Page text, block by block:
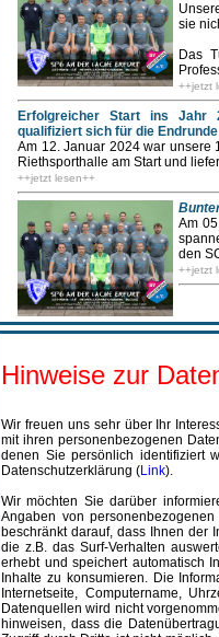
sie
Das
++jetzt
Erfolgreicher Start ins Jahr
qualifiziert sich für die Endrunde
Am 12. Januar 2024 war unsere
Riethsporthalle am Start und
++jetzt lesen++
Am
den
++jetzt
Hinweise zur
Wir freuen uns sehr über Ihr
mit ihren personenbezogenen
denen Sie persönlich identifiziert
Datenschutzerklärung (Link).
Wir möchten Sie darüber
Angaben von
beschränkt darauf, dass Ihnen der
die z.B. das Surf-Verhalten
erhebt und speichert automatisch
Inhalte zu konsumieren. Die
Internetseite, Computername,
Datenquellen wird nicht
hinweisen, dass die